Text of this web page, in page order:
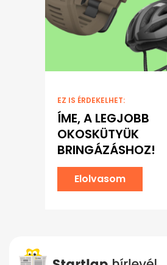
EZ IS ÉRDEKELHET:
ÍME, A LEGJOBB
OKOSKÜTYÜK
BRINGÁZÁSHOZ!
Elolvasom